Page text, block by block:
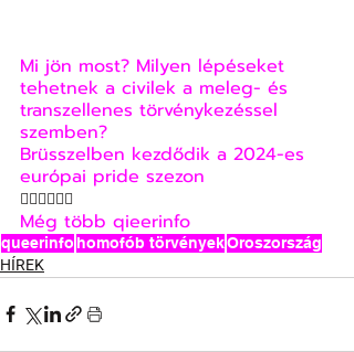
Mi jön most? Milyen lépéseket
tehetnek a civilek a meleg- és
transzellenes törvénykezéssel
szemben?
Brüsszelben kezdődik a 2024-es
európai pride szezon
🏳‍🌈🏳‍🌈🏳‍🌈
Még több qieerinfo
queerinfohomofób törvényekOroszország
HÍREK